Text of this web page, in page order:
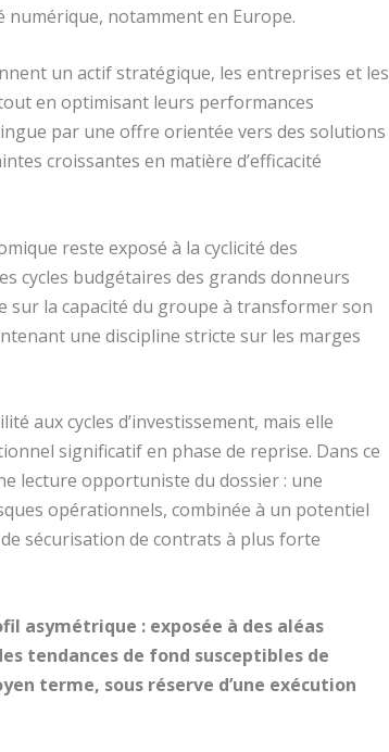
numérique, notamment en Europe.
un actif stratégique, les entreprises et les
en optimisant leurs performances
par une offre orientée vers des solutions
croissantes en matière d’efficacité
reste exposé à la cyclicité des
cycles budgétaires des grands donneurs
sur la capacité du groupe à transformer son
une discipline stricte sur les marges
aux cycles d’investissement, mais elle
significatif en phase de reprise. Dans ce
lecture opportuniste du dossier : une
opérationnels, combinée à un potentiel
sécurisation de contrats à plus forte
asymétrique : exposée à des aléas
tendances de fond susceptibles de
terme, sous réserve d’une exécution